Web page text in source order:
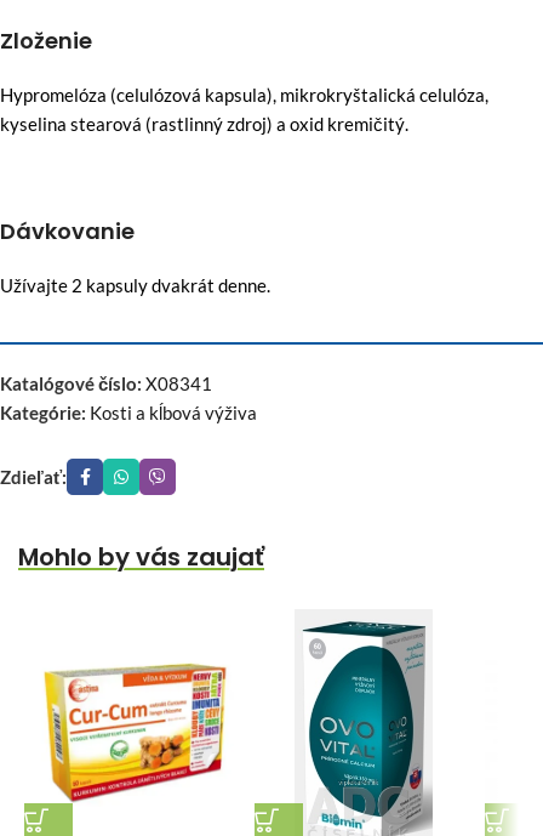
Zloženie
Hypromelóza (celulózová kapsula), mikrokryštalická celulóza,
kyselina stearová (rastlinný zdroj) a oxid kremičitý.
Dávkovanie
Užívajte 2 kapsuly dvakrát denne.
Katalógové číslo: X08341
Kategórie: Kosti a kĺbová výživa
Zdieľať:
Mohlo by vás zaujať